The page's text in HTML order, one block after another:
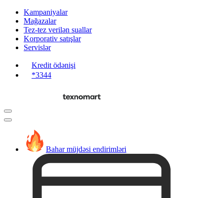
Kampaniyalar
Mağazalar
Tez-tez verilən suallar
Korporativ satışlar
Servislər
Kredit ödənişi
*3344
Bahar müjdəsi endirimləri